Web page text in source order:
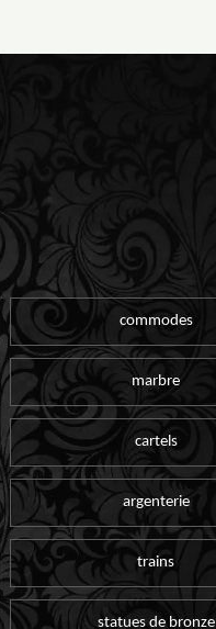
commodes
marbre
cartels
argenterie
trains
statues de bronze